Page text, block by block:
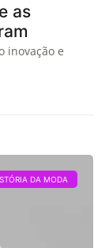
as
inovação e
DA MODA